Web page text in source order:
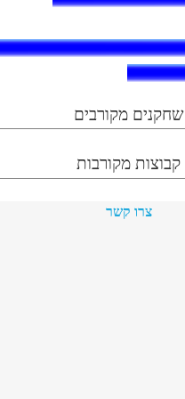
שחקנים מקורבים
קבוצות מקורבות
צרו קשר